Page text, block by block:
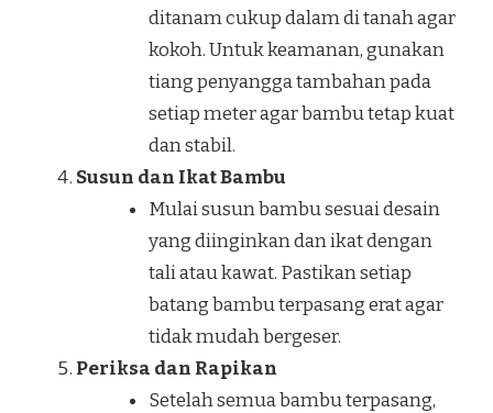
ditanam cukup dalam di tanah agar
kokoh. Untuk keamanan, gunakan
tiang penyangga tambahan pada
setiap meter agar bambu tetap kuat
dan stabil.
Susun dan Ikat Bambu
Mulai susun bambu sesuai desain
yang diinginkan dan ikat dengan
tali atau kawat. Pastikan setiap
batang bambu terpasang erat agar
tidak mudah bergeser.
Periksa dan Rapikan
Setelah semua bambu terpasang,